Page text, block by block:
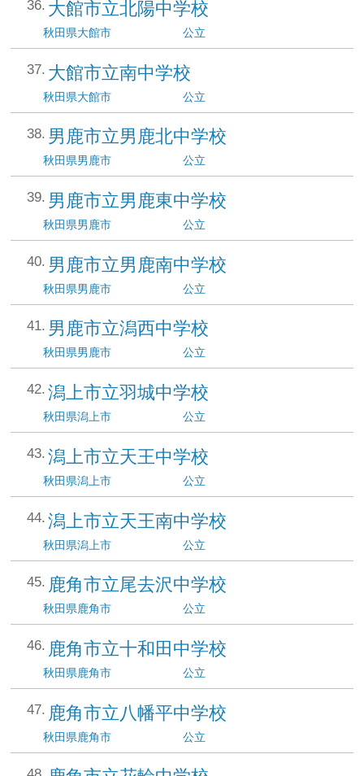
大館市立北陽中学校
秋田県大館市 公立
大館市立南中学校
秋田県大館市 公立
男鹿市立男鹿北中学校
秋田県男鹿市 公立
男鹿市立男鹿東中学校
秋田県男鹿市 公立
男鹿市立男鹿南中学校
秋田県男鹿市 公立
男鹿市立潟西中学校
秋田県男鹿市 公立
潟上市立羽城中学校
秋田県潟上市 公立
潟上市立天王中学校
秋田県潟上市 公立
潟上市立天王南中学校
秋田県潟上市 公立
鹿角市立尾去沢中学校
秋田県鹿角市 公立
鹿角市立十和田中学校
秋田県鹿角市 公立
鹿角市立八幡平中学校
秋田県鹿角市 公立